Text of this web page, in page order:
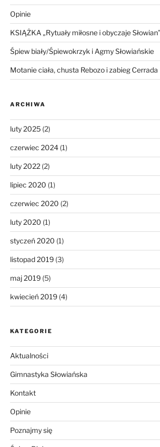
Opinie
KSIĄŻKA „Rytuały miłosne i obyczaje Słowian”
Śpiew biały/Śpiewokrzyk i Agmy Słowiańskie
Motanie ciała, chusta Rebozo i zabieg Cerrada
ARCHIWA
luty 2025(2)
czerwiec 2024(1)
luty 2022(2)
lipiec 2020 (1)
czerwiec 2020 (2)
luty 2020 (1)
styczeń 2020 (1)
listopad 2019(3)
maj 2019(5)
kwiecień 2019(4)
KATEGORIE
Aktualności
Gimnastyka Słowiańska
Kontakt
Opinie
Poznajmy się